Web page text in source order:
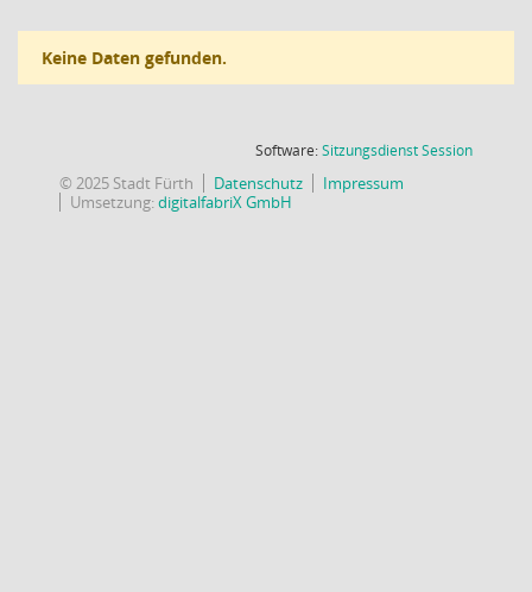
Keine Daten gefunden.
Software:SitzungsdienstSession(Wird in
© 2025 Stadt Fürth Datenschutz
Impressum
Umsetzung:digitalfabriX GmbH